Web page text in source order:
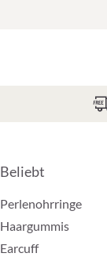
Beliebt
Perlenohrringe
Haargummis
Earcuff